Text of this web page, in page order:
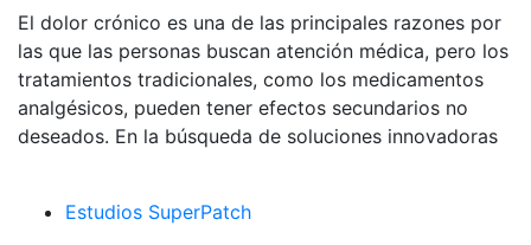
El dolor crónico es una de las principales razones por
las que las personas buscan atención médica, pero los
tratamientos tradicionales, como los medicamentos
analgésicos, pueden tener efectos secundarios no
deseados. En la búsqueda de soluciones innovadoras
Estudios SuperPatch